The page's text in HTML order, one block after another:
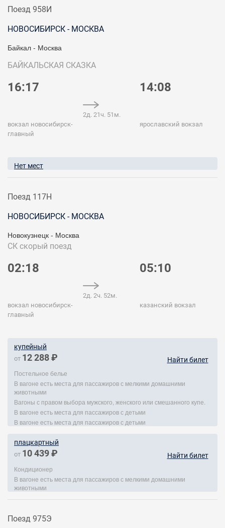
Поезд 958И
НОВОСИБИРСК - МОСКВА
Байкал - Москва
БАЙКАЛЬСКАЯ СКАЗКА
16:17
вокзал новосибирск-
главный
2д. 21ч. 51м.
14:08
ярославский вокзал
Нет мест
Поезд 117Н
НОВОСИБИРСК - МОСКВА
Новокузнецк - Москва
СК скорый поезд
02:18
вокзал новосибирск-
главный
2д. 2ч. 52м.
05:10
казанский вокзал
купейный
от 12 288 ₽ Найти билет
Постельное белье
В вагоне есть места для пассажиров с мелкими домашними
животными
Вагоны с правом выбора мужского, женского или смешанного купе.
В вагоне есть места для пассажиров с детьми
В вагоне есть места для пассажиров с детьми
плацкартный
от 10 439 ₽ Найти билет
Кондиционер
В вагоне есть места для пассажиров с мелкими домашними
животными
Поезд 975Э